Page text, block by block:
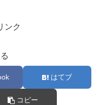
ンク
はてブ
コピー